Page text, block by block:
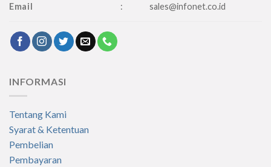
Email : sales@infonet.co.id
INFORMASI
Tentang Kami
Syarat & Ketentuan
Pembelian
Pembayaran